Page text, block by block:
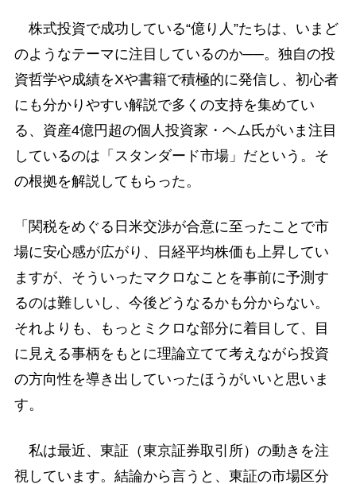
株式投資で成功している“億り人”たちは、いまど
のようなテーマに注目しているのか──。独自の投
資哲学や成績をXや書籍で積極的に発信し、初心者
にも分かりやすい解説で多くの支持を集めてい
る、資産4億円超の個人投資家・ヘム氏がいま注目
しているのは「スタンダード市場」だという。そ
の根拠を解説してもらった。
「関税をめぐる日米交渉が合意に至ったことで市
場に安心感が広がり、日経平均株価も上昇してい
ますが、そういったマクロなことを事前に予測す
るのは難しいし、今後どうなるかも分からない。
それよりも、もっとミクロな部分に着目して、目
に見える事柄をもとに理論立てて考えながら投資
の方向性を導き出していったほうがいいと思いま
す。
私は最近、東証（東京証券取引所）の動きを注
視しています。結論から言うと、東証の市場区分